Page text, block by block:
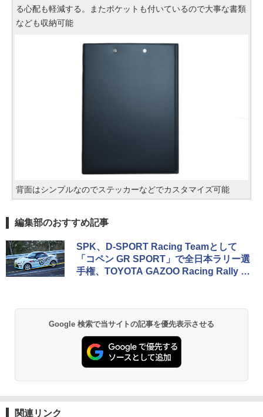
る心配も軽減する。またポケットも付いているので大事な書類
なども収納可能
背面はシンプルなのでステッカーなどでカスタマイズ可能
編集部のおすすめ記事
SPK、D-SPORT Racing Teamとして
「コペン GR SPORT」で全日本ラリー選
手権、TOYOTA GAZOO Racing Rally C
Google 検索で当サイトの記事を優先表示させる
関連リンク